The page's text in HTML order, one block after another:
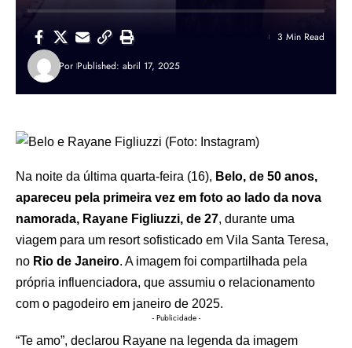
Por Published: abril 17, 2025
3 Min Read
Na noite da última quarta-feira (16), Belo, de 50 anos,
apareceu pela primeira vez em foto ao lado da nova
namorada, Rayane Figliuzzi, de 27, durante uma
viagem para um resort sofisticado em Vila Santa Teresa,
no Rio de Janeiro. A imagem foi compartilhada pela
própria influenciadora, que assumiu o relacionamento
com o pagodeiro em janeiro de 2025.
- Publicidade -
“Te amo”, declarou Rayane na legenda da imagem